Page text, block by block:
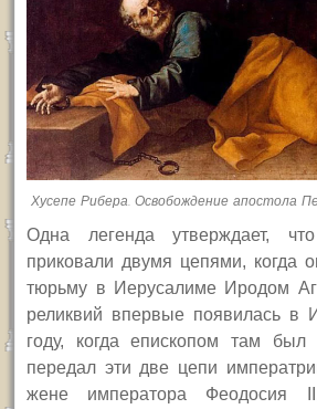
Хусепе Рибера. Освобождение апостола
Одна легенда утверждает,
приковали двумя цепями, когда
тюрьму в Иерусалиме Иродом
реликвий впервые появилась в
году, когда епископом там
передал эти две цепи
жене императора Феодосия